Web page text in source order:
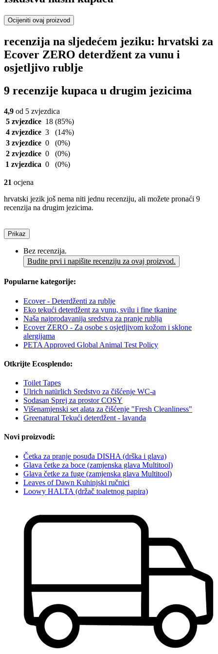
Ocijeniti ovaj proizvod
recenzija na sljedećem jeziku: hrvatski za
Ecover ZERO deterdžent za vunu i
osjetljivo rublje
9 recenzije kupaca u drugim jezicima
4,9 od 5 zvjezdica
5 zvjezdice 18 (85%)
4 zvjezdice 3
(14%)
3 zvjezdice 0
(0%)
2 zvjezdice 0
(0%)
1 zvjezdica 0 (0%)
21 ocjena
hrvatski jezik još nema niti jednu recenziju, ali možete pronaći 9
recenzija na drugim jezicima.
Prikaz
Bez recenzija.
Budite prvi i napišite recenziju za ovaj proizvod.
Popularne kategorije:
Ecover - Deterdženti za rublje
Eko tekući deterdžent za vunu, svilu i fine tkanine
Naša najprodavanija sredstva za pranje rublja
Ecover ZERO - Za osobe s osjetljivom kožom i sklone
alergijama
PETA Approved Global Animal Test Policy
Otkrijte Ecosplendo:
Toilet Tapes
Ulrich natürlich Sredstvo za čišćenje WC-a
Sodasan Sprej za prostor COSY
Višenamjenski set alata za čišćenje "Fresh Cleanliness"
Greenatural Tekući deterdžent - lavanda
Novi proizvodi:
Četka za pranje posuđa DISHA (drška i glava)
Glava četke za boce (zamjenska glava Multitool)
Glava četke za fuge (zamjenska glava Multitool)
Leaves of Dawn Kuhinjski ručnici
Loowy HALTA (držač toaletnog papira)